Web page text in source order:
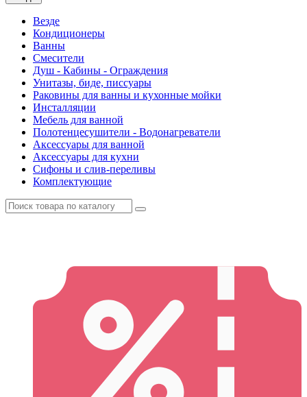
Везде
Кондиционеры
Ванны
Смесители
Душ - Кабины - Ограждения
Унитазы, биде, писсуары
Раковины для ванны и кухонные мойки
Инсталляции
Мебель для ванной
Полотенцесушители - Водонагреватели
Аксессуары для ванной
Аксессуары для кухни
Сифоны и слив-переливы
Комплектующие